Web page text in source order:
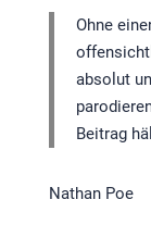
Ohne
absolut
Beitrag
Nathan Poe